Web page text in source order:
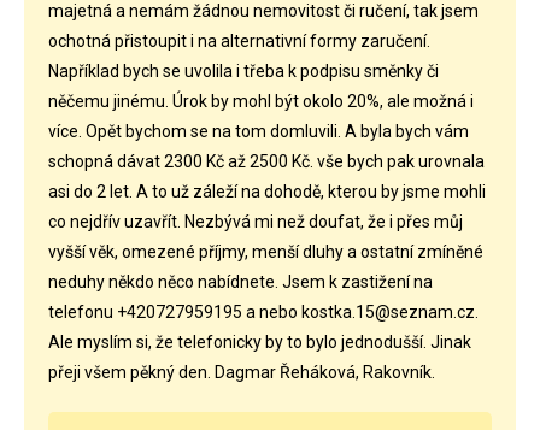
majetná a nemám žádnou nemovitost či ručení, tak jsem
ochotná přistoupit i na alternativní formy zaručení.
Například bych se uvolila i třeba k podpisu směnky či
něčemu jinému. Úrok by mohl být okolo 20%, ale možná i
více. Opět bychom se na tom domluvili. A byla bych vám
schopná dávat 2300 Kč až 2500 Kč. vše bych pak urovnala
asi do 2 let. A to už záleží na dohodě, kterou by jsme mohli
co nejdřív uzavřít. Nezbývá mi než doufat, že i přes můj
vyšší věk, omezené příjmy, menší dluhy a ostatní zmíněné
neduhy někdo něco nabídnete. Jsem k zastižení na
telefonu +420727959195 a nebo kostka.15@seznam.cz.
Ale myslím si, že telefonicky by to bylo jednodušší. Jinak
přeji všem pěkný den. Dagmar Řeháková, Rakovník.